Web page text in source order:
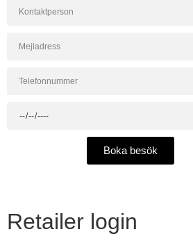
Boka besök
Retailer login